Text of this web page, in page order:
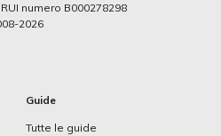
Guide
Tutte le guide
numero B000278298
2026